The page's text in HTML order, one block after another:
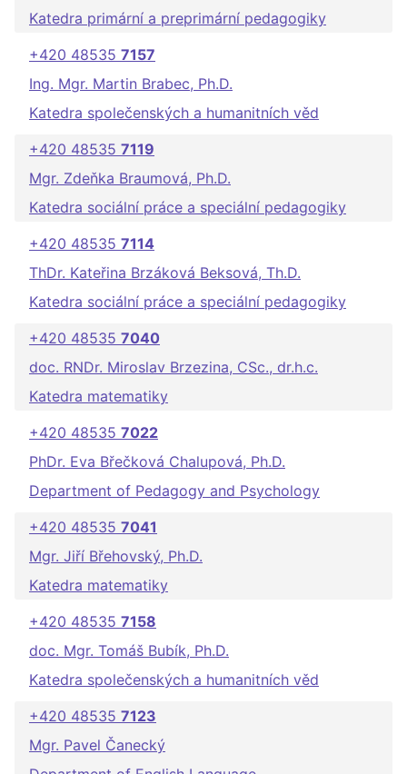
Katedra primární a preprimární pedagogiky
+420 48535 7157
Ing. Mgr. Martin Brabec, Ph.D.
Katedra společenských a humanitních věd
+420 48535 7119
Mgr. Zdeňka Braumová, Ph.D.
Katedra sociální práce a speciální pedagogiky
+420 48535 7114
ThDr. Kateřina Brzáková Beksová, Th.D.
Katedra sociální práce a speciální pedagogiky
+420 48535 7040
doc. RNDr. Miroslav Brzezina, CSc., dr.h.c.
Katedra matematiky
+420 48535 7022
PhDr. Eva Břečková Chalupová, Ph.D.
Department of Pedagogy and Psychology
+420 48535 7041
Mgr. Jiří Břehovský, Ph.D.
Katedra matematiky
+420 48535 7158
doc. Mgr. Tomáš Bubík, Ph.D.
Katedra společenských a humanitních věd
+420 48535 7123
Mgr. Pavel Čanecký